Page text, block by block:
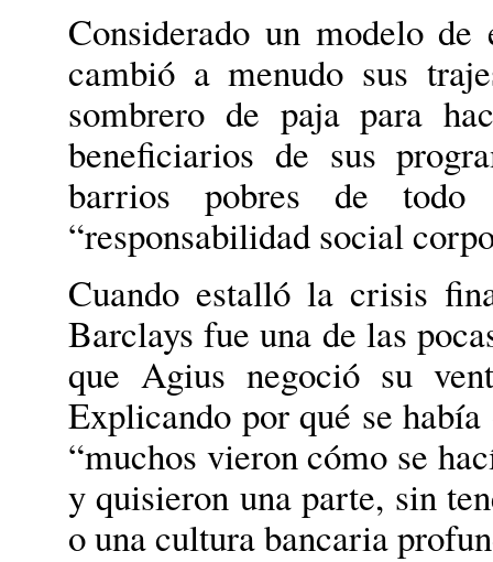
Considerado un modelo
cambió a menudo sus
sombrero de paja para
beneficiarios de sus
barrios pobres de
“responsabilidad social
Cuando estalló la crisis
Barclays fue una de las
que Agius negoció su
Explicando por qué se
“muchos vieron cómo se
y quisieron una parte, sin
o una cultura bancaria